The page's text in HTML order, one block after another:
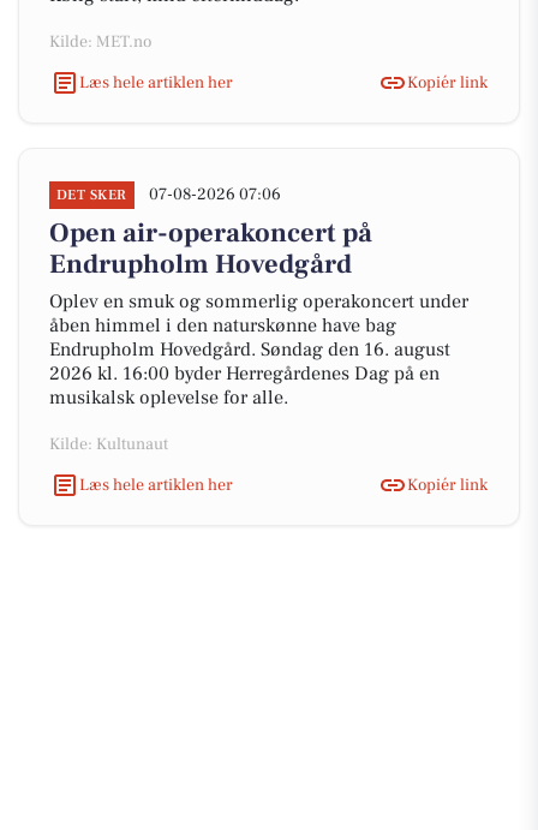
Kilde: MET.no
Læs hele artiklen her
Kopiér link
DET SKER 07-08-2026 07:06
Open air-operakoncert på
Endrupholm Hovedgård
Oplev en smuk og sommerlig operakoncert under
åben himmel i den naturskønne have bag
Endrupholm Hovedgård. Søndag den 16. august
2026 kl. 16:00 byder Herregårdenes Dag på en
musikalsk oplevelse for alle.
Kilde: Kultunaut
Læs hele artiklen her
Kopiér link